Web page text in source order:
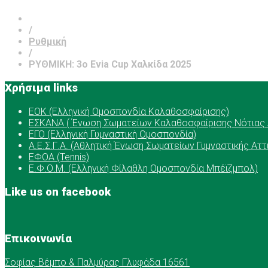
/
Ρυθμική
/
ΡΥΘΜΙΚΗ: 3o Evia Cup Χαλκίδα 2025
Χρήσιμα links
ΕOK (Ελληνική Ομοσπονδία Καλαθοσφαίρισης)
ΕΣΚΑΝΑ ( Ένωση Σωματείων Καλαθοσφαίρισης Νότιας
ΕΓΟ (Ελληνική Γυμναστική Ομοσπονδία)
Α.Ε.Σ.Γ.Α. (Αθλητική Ένωση Σωματείων Γυμναστικής
ΕΦΟΑ (Tennis)
Ε.Φ.Ο.Μ. (Ελληνική Φίλαθλη Ομοσπονδία Μπέϊζμπολ)
Like us on facebook
Επικοινωνία
Σοφίας Βέμπο & Παλμύρας Γλυφάδα 16561